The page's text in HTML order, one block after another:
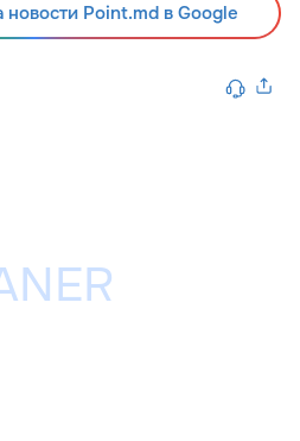
Point.md в Google